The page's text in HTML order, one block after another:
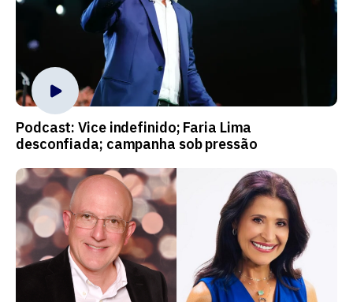
Podcast: Vice indefinido; Faria Lima
desconfiada; campanha sob pressão